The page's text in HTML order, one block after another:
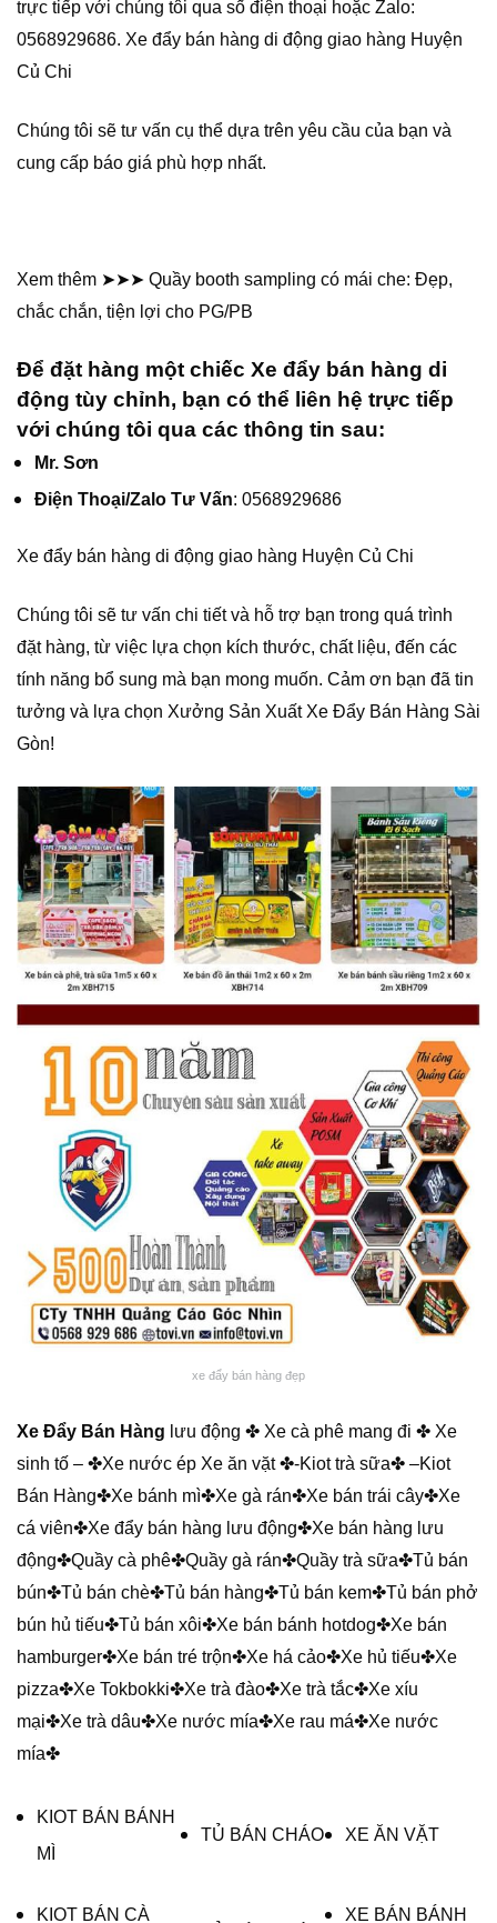
trực tiếp với chúng tôi qua số điện thoại hoặc Zalo:
0568929686. Xe đẩy bán hàng di động giao hàng Huyện
Củ Chi
Chúng tôi sẽ tư vấn cụ thể dựa trên yêu cầu của bạn và
cung cấp báo giá phù hợp nhất.
Xem thêm ➤➤➤ Quầy booth sampling có mái che: Đẹp,
chắc chắn, tiện lợi cho PG/PB
Để đặt hàng một chiếc Xe đẩy bán hàng di
động tùy chỉnh, bạn có thể liên hệ trực tiếp
với chúng tôi qua các thông tin sau:
Mr. Sơn
Điện Thoại/Zalo Tư Vấn: 0568929686
Xe đẩy bán hàng di động giao hàng Huyện Củ Chi
Chúng tôi sẽ tư vấn chi tiết và hỗ trợ bạn trong quá trình
đặt hàng, từ việc lựa chọn kích thước, chất liệu, đến các
tính năng bổ sung mà bạn mong muốn. Cảm ơn bạn đã tin
tưởng và lựa chọn Xưởng Sản Xuất Xe Đẩy Bán Hàng Sài
Gòn!
xe đẩy bán hàng đẹp
Xe Đẩy Bán Hàng lưu động ✤ Xe cà phê mang đi ✤ Xe
sinh tố – ✤Xe nước ép Xe ăn vặt ✤-Kiot trà sữa✤ –Kiot
Bán Hàng✤Xe bánh mì✤Xe gà rán✤Xe bán trái cây✤Xe
cá viên✤Xe đẩy bán hàng lưu động✤Xe bán hàng lưu
động✤Quầy cà phê✤Quầy gà rán✤Quầy trà sữa✤Tủ bán
bún✤Tủ bán chè✤Tủ bán hàng✤Tủ bán kem✤Tủ bán phở
bún hủ tiếu✤Tủ bán xôi✤Xe bán bánh hotdog✤Xe bán
hamburger✤Xe bán tré trộn✤Xe há cảo✤Xe hủ tiếu✤Xe
pizza✤Xe Tokbokki✤Xe trà đào✤Xe trà tắc✤Xe xíu
mại✤Xe trà dâu✤Xe nước mía✤Xe rau má✤Xe nước
mía✤
KIOT BÁN BÁNH
MÌ
TỦ BÁN CHÁO XE ĂN VẶT
KIOT BÁN CÀ
XE BÁN BÁNH